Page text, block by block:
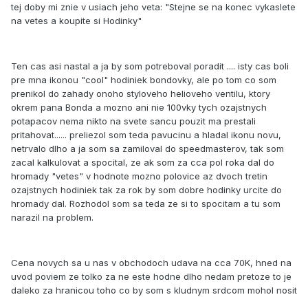
tej doby mi znie v usiach jeho veta: "Stejne se na konec vykaslete
na vetes a koupite si Hodinky"
Ten cas asi nastal a ja by som potreboval poradit .... isty cas boli
pre mna ikonou "cool" hodiniek bondovky, ale po tom co som
prenikol do zahady onoho styloveho helioveho ventilu, ktory
okrem pana Bonda a mozno ani nie 100vky tych ozajstnych
potapacov nema nikto na svete sancu pouzit ma prestali
pritahovat...... preliezol som teda pavucinu a hladal ikonu novu,
netrvalo dlho a ja som sa zamiloval do speedmasterov, tak som
zacal kalkulovat a spocital, ze ak som za cca pol roka dal do
hromady "vetes" v hodnote mozno polovice az dvoch tretin
ozajstnych hodiniek tak za rok by som dobre hodinky urcite do
hromady dal. Rozhodol som sa teda ze si to spocitam a tu som
narazil na problem.
Cena novych sa u nas v obchodoch udava na cca 70K, hned na
uvod poviem ze tolko za ne este hodne dlho nedam pretoze to je
daleko za hranicou toho co by som s kludnym srdcom mohol nosit